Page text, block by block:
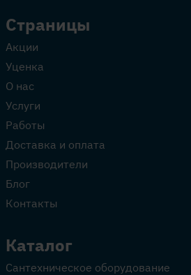
Страницы
Акции
Уценка
О нас
Услуги
Работы
Доставка и оплата
Производители
Блог
Контакты
Каталог
Сантехническое оборудование